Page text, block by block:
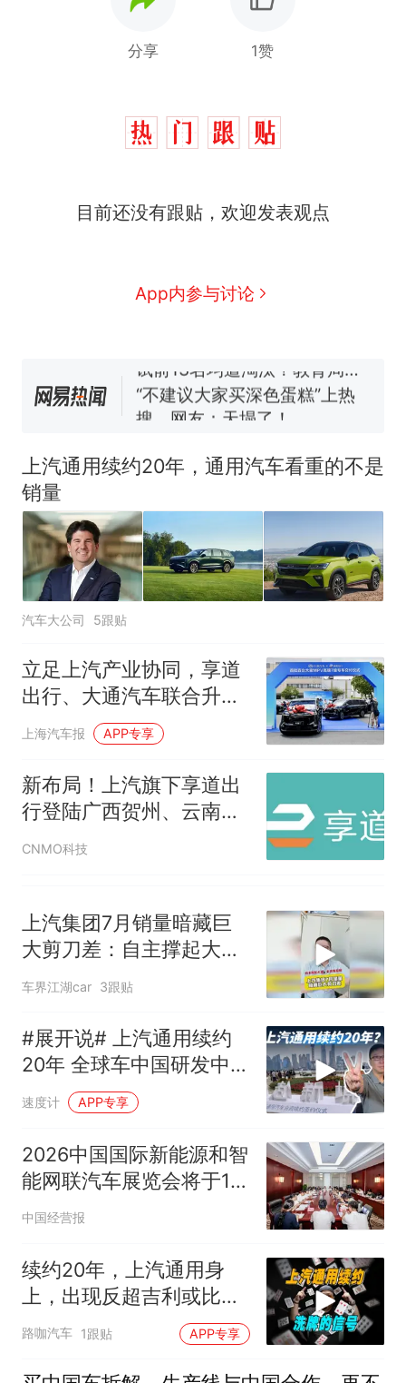
分享 1赞
目前还没有跟贴，欢迎发表观点
App内参与讨论
热
十多万人报名的考试，成绩
交5060元才肯搬上楼！女子傻
空调24小时开着反而更省电？
电力部门回应
已叫停招聘，成立调查组全面
核查
“不建议大家买深色蛋糕”上热
搜，网友：天塌了！
全部作废，公平么？
上汽通用续约20年，通用汽车看重的不是
销量
汽车大公司 5跟贴
立足上汽产业协同，享道
出行、大通汽车联合升级
品质专车生态
上海汽车报 APP专享
新布局！上汽旗下享道出
行登陆广西贺州、云南曲
靖
CNMO科技
上汽集团7月销量暗藏巨
大剪刀差：自主撑起大
盘，合资拖后腿
车界江湖car 3跟贴
#展开说# 上汽通用续约
20年 全球车中国研发中国
造
速度计 APP专享
2026中国国际新能源和智
能网联汽车展览会将于10
月在京启幕 九大展区打造
中国经营报
续约20年，上汽通用身
上，出现反超吉利或比亚
迪的机会？
路咖汽车 1跟贴 APP专享